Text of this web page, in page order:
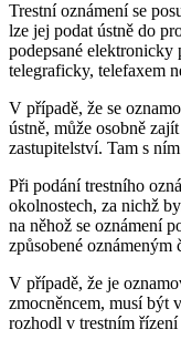
Trestní oznámení se
lze jej podat ústně do
podepsané elektronicky
telegraficky, telefaxem
V případě, že se
ústně, může osobně
zastupitelství. Tam s
Při podání trestního
okolnostech, za nichž
na něhož se oznámení
způsobené oznámeným
V případě, že je
zmocněncem, musí být
rozhodl v trestním